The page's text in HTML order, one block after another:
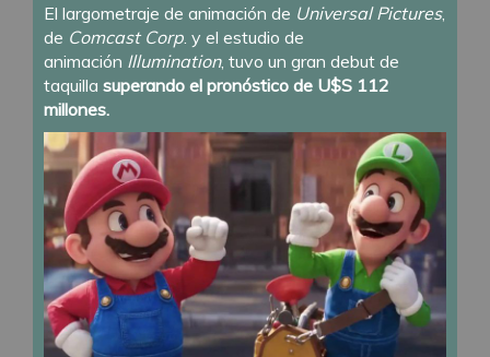
El largometraje de animación de Universal Pictures,
de Comcast Corp . y el estudio de
animación Illumination, tuvo un gran debut de
taquilla superando el pronóstico de U$S 112
millones.